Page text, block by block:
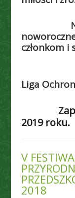
członkom i
Liga
2019 roku.
V
2018